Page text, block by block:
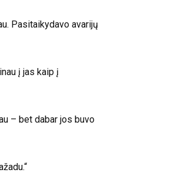
Pasitaikydavo avarijų
į jas kaip į
– bet dabar jos buvo